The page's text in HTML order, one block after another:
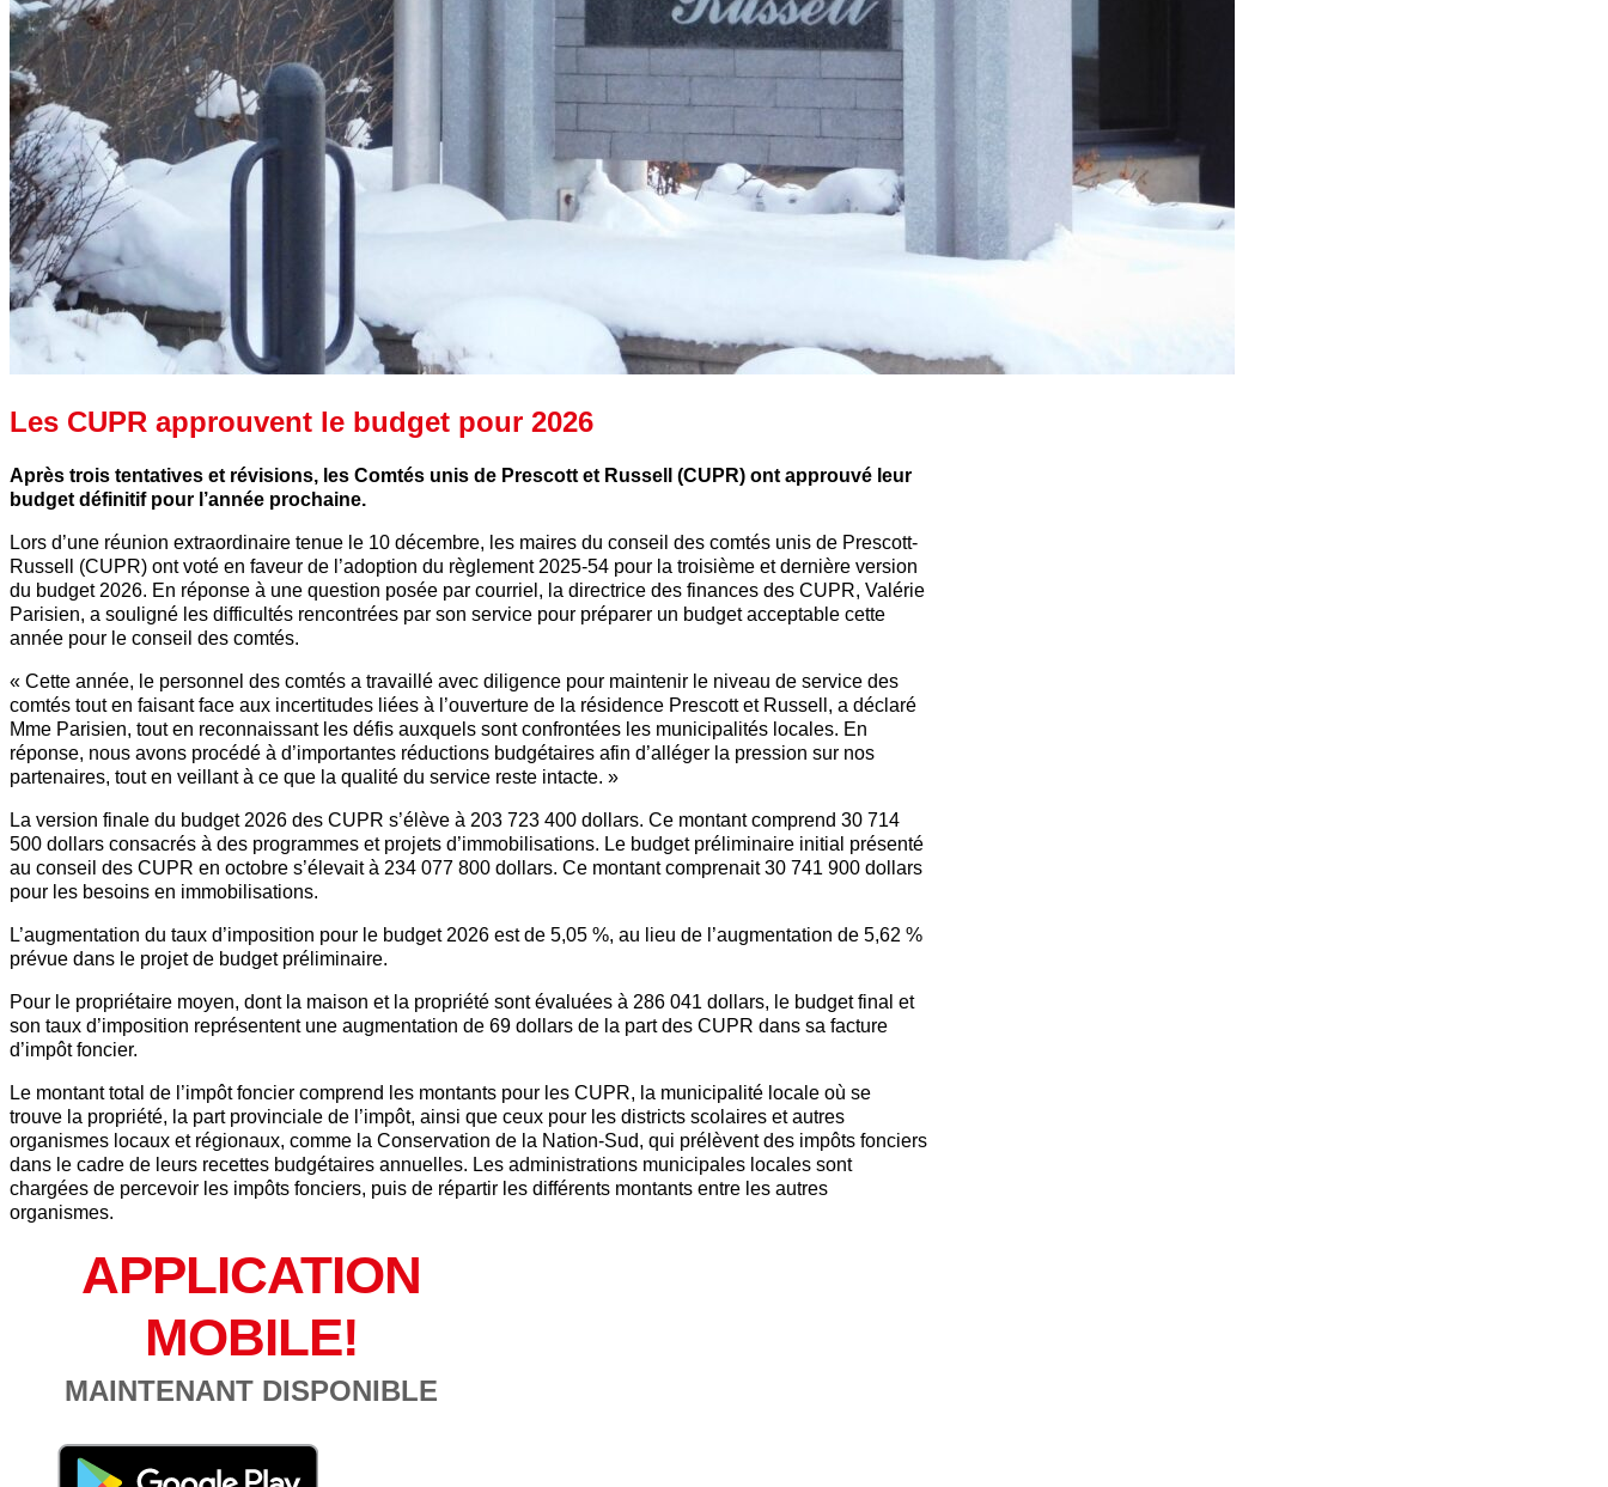
Les CUPR approuvent le budget pour 2026
Après trois tentatives et révisions, les Comtés unis de Prescott et Russell (CUPR) ont approuvé leur
budget définitif pour l’année prochaine.
Lors d’une réunion extraordinaire tenue le 10 décembre, les maires du conseil des comtés unis de Prescott-
Russell (CUPR) ont voté en faveur de l’adoption du règlement 2025-54 pour la troisième et dernière version
du budget 2026. En réponse à une question posée par courriel, la directrice des finances des CUPR, Valérie
Parisien, a souligné les difficultés rencontrées par son service pour préparer un budget acceptable cette
année pour le conseil des comtés.
« Cette année, le personnel des comtés a travaillé avec diligence pour maintenir le niveau de service des
comtés tout en faisant face aux incertitudes liées à l’ouverture de la résidence Prescott et Russell, a déclaré
Mme Parisien, tout en reconnaissant les défis auxquels sont confrontées les municipalités locales. En
réponse, nous avons procédé à d’importantes réductions budgétaires afin d’alléger la pression sur nos
partenaires, tout en veillant à ce que la qualité du service reste intacte. »
La version finale du budget 2026 des CUPR s’élève à 203 723 400 dollars. Ce montant comprend 30 714
500 dollars consacrés à des programmes et projets d’immobilisations. Le budget préliminaire initial présenté
au conseil des CUPR en octobre s’élevait à 234 077 800 dollars. Ce montant comprenait 30 741 900 dollars
pour les besoins en immobilisations.
L’augmentation du taux d’imposition pour le budget 2026 est de 5,05 %, au lieu de l’augmentation de 5,62 %
prévue dans le projet de budget préliminaire.
Pour le propriétaire moyen, dont la maison et la propriété sont évaluées à 286 041 dollars, le budget final et
son taux d’imposition représentent une augmentation de 69 dollars de la part des CUPR dans sa facture
d’impôt foncier.
Le montant total de l’impôt foncier comprend les montants pour les CUPR, la municipalité locale où se
trouve la propriété, la part provinciale de l’impôt, ainsi que ceux pour les districts scolaires et autres
organismes locaux et régionaux, comme la Conservation de la Nation-Sud, qui prélèvent des impôts fonciers
dans le cadre de leurs recettes budgétaires annuelles. Les administrations municipales locales sont
chargées de percevoir les impôts fonciers, puis de répartir les différents montants entre les autres
organismes.
APPLICATION
MOBILE!
MAINTENANT DISPONIBLE